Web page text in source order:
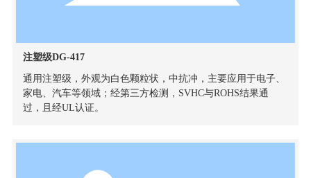
注塑级DG-417
通用注塑级，外观为白色颗粒状，中抗冲，主要应用于电子、
家电、汽车等领域；经第三方检测，SVHC与ROHS结果通
过，且经UL认证。